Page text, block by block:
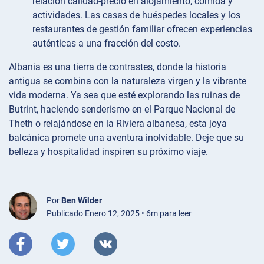
actividades. Las casas de huéspedes locales y los
restaurantes de gestión familiar ofrecen experiencias
auténticas a una fracción del costo.
Albania es una tierra de contrastes, donde la historia
antigua se combina con la naturaleza virgen y la vibrante
vida moderna. Ya sea que esté explorando las ruinas de
Butrint, haciendo senderismo en el Parque Nacional de
Theth o relajándose en la Riviera albanesa, esta joya
balcánica promete una aventura inolvidable. Deje que su
belleza y hospitalidad inspiren su próximo viaje.
Por Ben Wilder
Publicado Enero 12, 2025 • 6m para leer